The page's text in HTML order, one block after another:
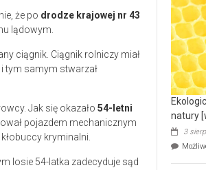
że po drodze krajowej nr 43
lądowym.
ciągnik. Ciągnik rolniczy miał
tym samym stwarzał
Jak się okazało 54-letni
pojazdem mechanicznym
kryminalni.
losie 54-latka zadecyduje sąd
natury
3